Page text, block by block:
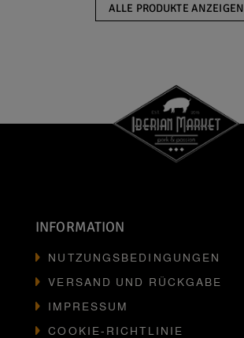
ALLE PRODUKTE ANZEIGEN
INFORMATION
NUTZUNGSBEDINGUNGEN
VERSAND UND RÜCKGABE
IMPRESSUM
COOKIE-RICHTLINIE